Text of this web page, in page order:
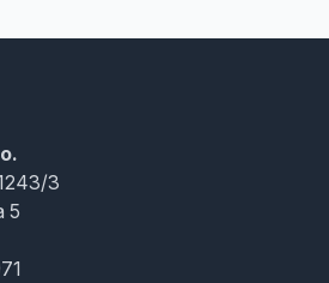
3
5